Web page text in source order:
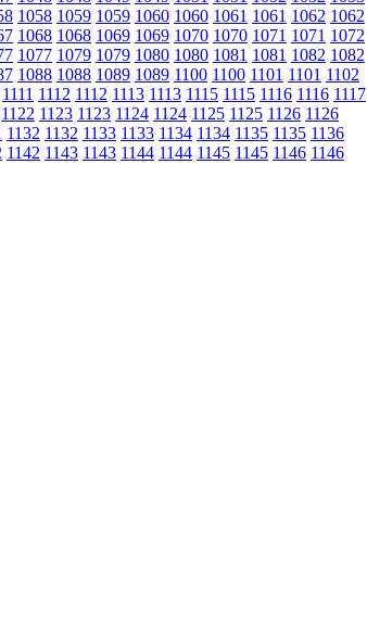
1058 1059 1059 1060 1060 1061 1061 1062 1062
1068 1068 1069 1069 1070 1070 1071 1071 1072
1077 1079 1079 1080 1080 1081 1081 1082 1082
1088 1088 1089 1089 1100 1100 1101 1101 1102
1111 1112 1112 1113 1113 1115 1115 1116 1116 1117
1122 1123 1123 1124 1124 1125 1125 1126 1126
1132 1132 1133 1133 1134 1134 1135 1135 1136
1142 1143 1143 1144 1144 1145 1145 1146 1146